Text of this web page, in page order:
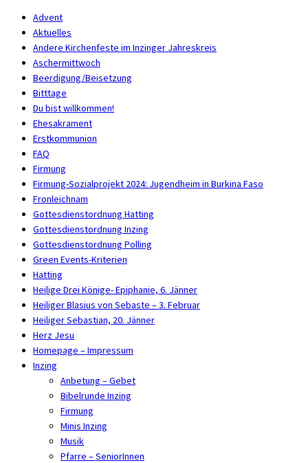
Advent
Aktuelles
Andere Kirchenfeste im Inzinger Jahreskreis
Aschermittwoch
Beerdigung/Beisetzung
Bitttage
Du bist willkommen!
Ehesakrament
Erstkommunion
FAQ
Firmung
Firmung-Sozialprojekt 2024: Jugendheim in Burkina Faso
Fronleichnam
Gottesdienstordnung Hatting
Gottesdienstordnung Inzing
Gottesdienstordnung Polling
Green Events-Kriterien
Hatting
Heilige Drei Könige- Epiphanie, 6. Jänner
Heiliger Blasius von Sebaste – 3. Februar
Heiliger Sebastian, 20. Jänner
Herz Jesu
Homepage – Impressum
Inzing
Anbetung – Gebet
Bibelrunde Inzing
Firmung
Minis Inzing
Musik
Pfarre – SeniorInnen